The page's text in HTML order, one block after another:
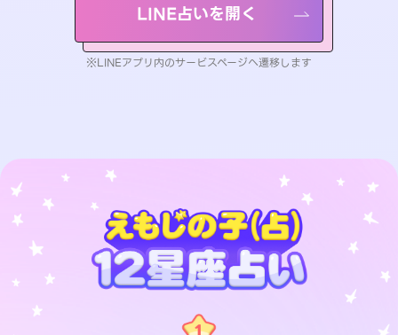
LINE占いを開く
※LINEアプリ内のサービスページへ遷移します